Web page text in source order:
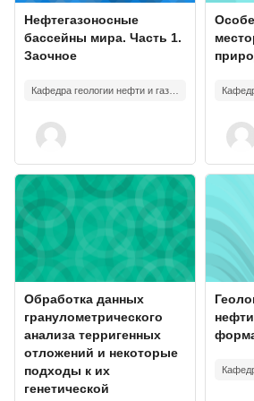
Course image
Course name
Нефтегазоносные
бассейны мира. Часть 1.
Заочное
Course image" Обработка данных
Course image
Course name
Обработка данных
гранулометрического
анализа терригенных
отложений и некоторые
подходы к их
генетической
Course